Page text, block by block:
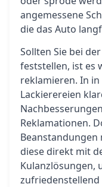
angemessene
die das Auto
Sollten Sie bei
feststellen, ist es
reklamieren. In
Lackierereien
Reklamationen.
Beanstandungen
diese direkt mit
Kulanzlösungen,
zufriedenstellend